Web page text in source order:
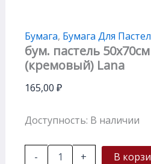
Бумага, Бумага Для
бум. пастель
(кремовый) Lana
165,00 ₽
Доступность: В наличии
- +
В